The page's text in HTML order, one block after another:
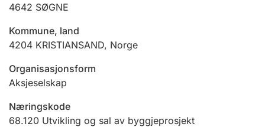
Jeger
Ektepaktrettleiaren
Andre tema
4642 SØGNE
Kommune, land
4204 KRISTIANSAND, Norge
Organisasjonsform
Aksjeselskap
Næringskode
68.120 Utvikling og sal av byggjeprosjekt